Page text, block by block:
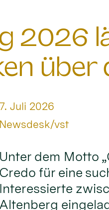
2026
über
Juli 2026
Von:
Newsdesk/vst
Unter dem Motto
Credo für eine
Interessierte
Altenberg